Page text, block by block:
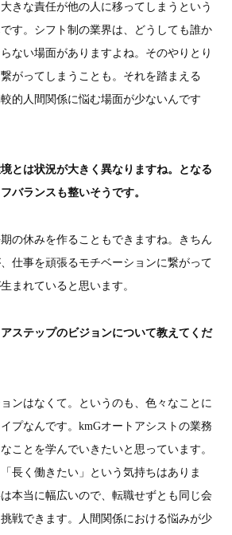
きな責任が他の人に移ってしまうという
す。シフト制の業界は、どうしても誰か
ない場面がありますよね。そのやりとり
がってしまうことも。それを踏まえる
的人間関係に悩む場面が少ないんです
とは状況が大きく異なりますね。となる
バランスも整いそうです。
の休みを作ることもできますね。きちん
仕事を頑張るモチベーションに繋がって
まれていると思います。
ステップのビジョンについて教えてくだ
ンはなくて。というのも、色々なことに
プなんです。kmGオートアシストの業務
ことを学んでいきたいと思っています。
長く働きたい」という気持ちはありま
本当に幅広いので、転職せずとも同じ会
戦できます。人間関係における悩みが少